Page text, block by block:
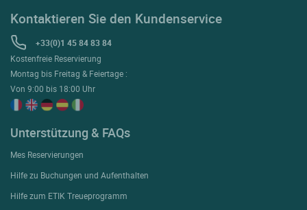
Kontaktieren Sie den Kundenservice
+33(0)1 45 84 83 84
Kostenfreie Reservierung
Montag bis Freitag & Feiertage :
Von 9:00 bis 18:00 Uhr
Unterstützung & FAQs
Mes Reservierungen
Hilfe zu Buchungen und Aufenthalten
Hilfe zum ETIK Treueprogramm